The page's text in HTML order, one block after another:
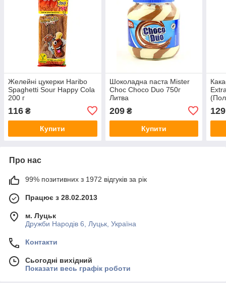
Желейні цукерки Haribo
Spaghetti Sour Happy Cola
200 г
116 ₴
Купити
Шоколадна паста Mister
Choc Choco Duo 750г
Литва
209₴
Купити
Про нас
99% позитивних з 1972 відгуків за рік
Працює з 28.02.2013
м. Луцьк
Дружби Народів 6, Луцьк, Україна
Контакти
Сьогодні вихідний
Показати весь графік роботи